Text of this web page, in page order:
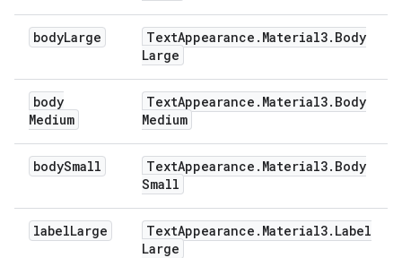
bodyLarge TextAppearance . Material3. Body
Large
body
Medium
TextAppearance . Material3. Body
Medium
bodySmall TextAppearance . Material3. Body
Small
labelLarge TextAppearance . Material3. Label
Large